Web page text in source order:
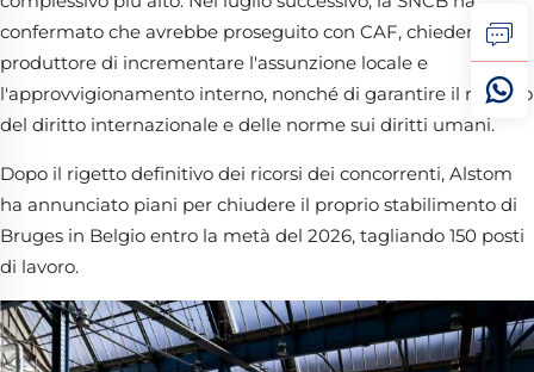
confermato che avrebbe proseguito con CAF, chiedendo al
produttore di incrementare l'assunzione locale e
l'approvvigionamento interno, nonché di garantire il rispetto
del diritto internazionale e delle norme sui diritti umani.
Dopo il rigetto definitivo dei ricorsi dei concorrenti, Alstom
ha annunciato piani per chiudere il proprio stabilimento di
Bruges in Belgio entro la metà del 2026, tagliando 150 posti
di lavoro.